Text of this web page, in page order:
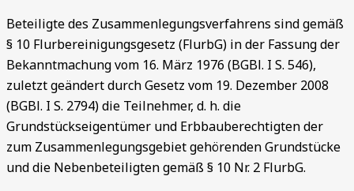
Beteiligte des Zusammenlegungsverfahrens sind gemäß
§ 10 Flurbereinigungsgesetz (FlurbG) in der Fassung der
Bekanntmachung vom 16. März 1976 (BGBl. I S. 546),
zuletzt geändert durch Gesetz vom 19. Dezember 2008
(BGBl. I S. 2794) die Teilnehmer, d. h. die
Grundstückseigentümer und Erbbauberechtigten der
zum Zusammenlegungsgebiet gehörenden Grundstücke
und die Nebenbeteiligten gemäß § 10 Nr. 2 FlurbG.